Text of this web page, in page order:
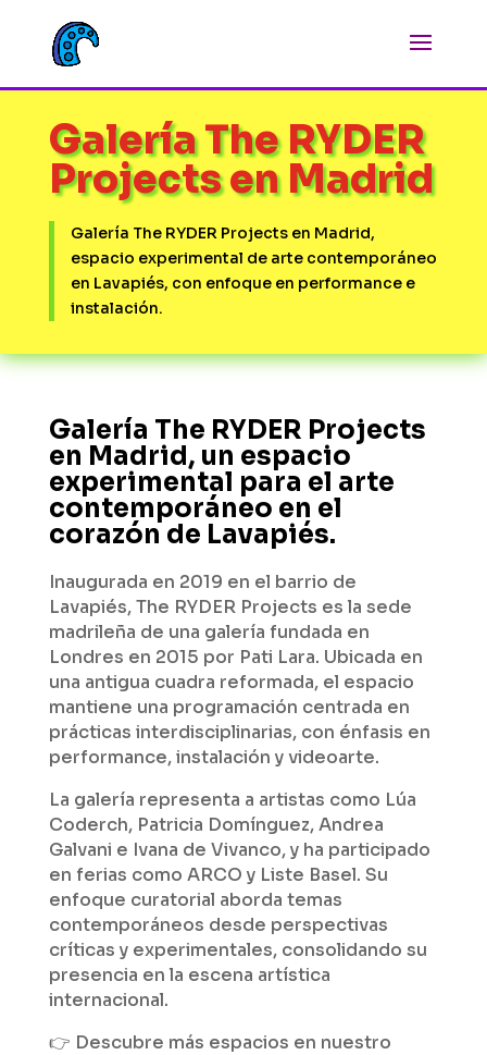
Galería The RYDER
Projects en Madrid
Galería The RYDER Projects en Madrid,
espacio experimental de arte contemporáneo
en Lavapiés, con enfoque en performance e
instalación.
Galería The RYDER Projects
en Madrid, un espacio
experimental para el arte
contemporáneo en el
corazón de Lavapiés.
Inaugurada en 2019 en el barrio de
Lavapiés, The RYDER Projects es la sede
madrileña de una galería fundada en
Londres en 2015 por Pati Lara. Ubicada en
una antigua cuadra reformada, el espacio
mantiene una programación centrada en
prácticas interdisciplinarias, con énfasis en
performance, instalación y videoarte.
La galería representa a artistas como Lúa
Coderch, Patricia Domínguez, Andrea
Galvani e Ivana de Vivanco, y ha participado
en ferias como ARCO y Liste Basel. Su
enfoque curatorial aborda temas
contemporáneos desde perspectivas
críticas y experimentales, consolidando su
presencia en la escena artística
internacional.
👉 Descubre más espacios en nuestro